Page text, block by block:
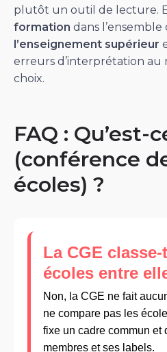
plutôt un outil de lecture.
formation dans
l’enseignement supérieur
erreurs d’interprétation au
choix.
FAQ : Qu’est-
(conférence
écoles) ?
La CGE
écoles entre
Non, la CGE ne fait
ne compare pas les
fixe un cadre commun et
membres et ses labels.